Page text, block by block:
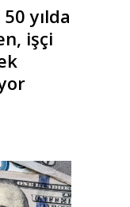
yılda
işçi